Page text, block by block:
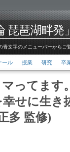
琵琶湖畔発
青文字のメニューバーから
ール 授業 研究 卒
マってます
せに生き
多 監修)